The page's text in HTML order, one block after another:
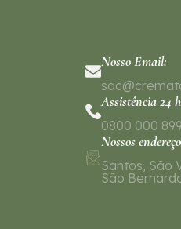
Nosso Email:
Assistência 24
0800 000
Nossos
Santos, São
São